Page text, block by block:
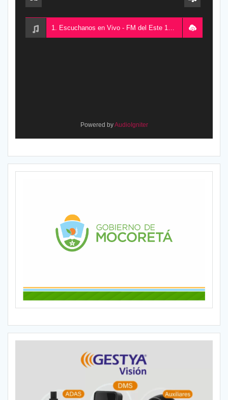
1. Escuchanos en Vivo - FM del Este 100.5, desde Chajarí, Entre Ríos, Argentina
Powered byAudioIgniter